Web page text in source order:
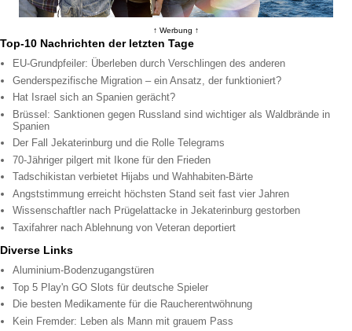
↑ Werbung ↑
Top-10 Nachrichten der letzten Tage
EU-Grundpfeiler: Überleben durch Verschlingen des anderen
Genderspezifische Migration – ein Ansatz, der funktioniert?
Hat Israel sich an Spanien gerächt?
Brüssel: Sanktionen gegen Russland sind wichtiger als Waldbrände in
Spanien
Der Fall Jekaterinburg und die Rolle Telegrams
70-Jähriger pilgert mit Ikone für den Frieden
Tadschikistan verbietet Hijabs und Wahhabiten-Bärte
Angststimmung erreicht höchsten Stand seit fast vier Jahren
Wissenschaftler nach Prügelattacke in Jekaterinburg gestorben
Taxifahrer nach Ablehnung von Veteran deportiert
Diverse Links
Aluminium-Bodenzugangstüren
Top 5 Play'n GO Slots für deutsche Spieler
Die besten Medikamente für die Raucherentwöhnung
Kein Fremder: Leben als Mann mit grauem Pass